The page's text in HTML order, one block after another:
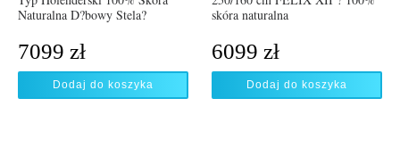
Naturalna D?bowy Stela?
7099 zł
Dodaj do koszyka
skóra naturalna
6099 zł
Dodaj do koszyka